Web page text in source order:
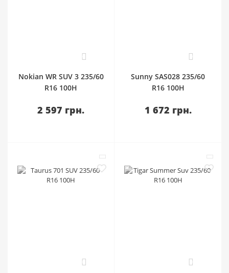
Nokian WR SUV 3 235/60
R16 100H
2 597 грн.
Sunny SAS028 235/60
R16 100H
1 672 грн.